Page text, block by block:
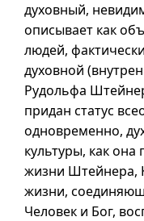
духовный,
описывает как
людей,
духовной
Рудольфа
придан статус
одновременно,
культуры, как
жизни Штейнера,
жизни,
Человек и Бог,